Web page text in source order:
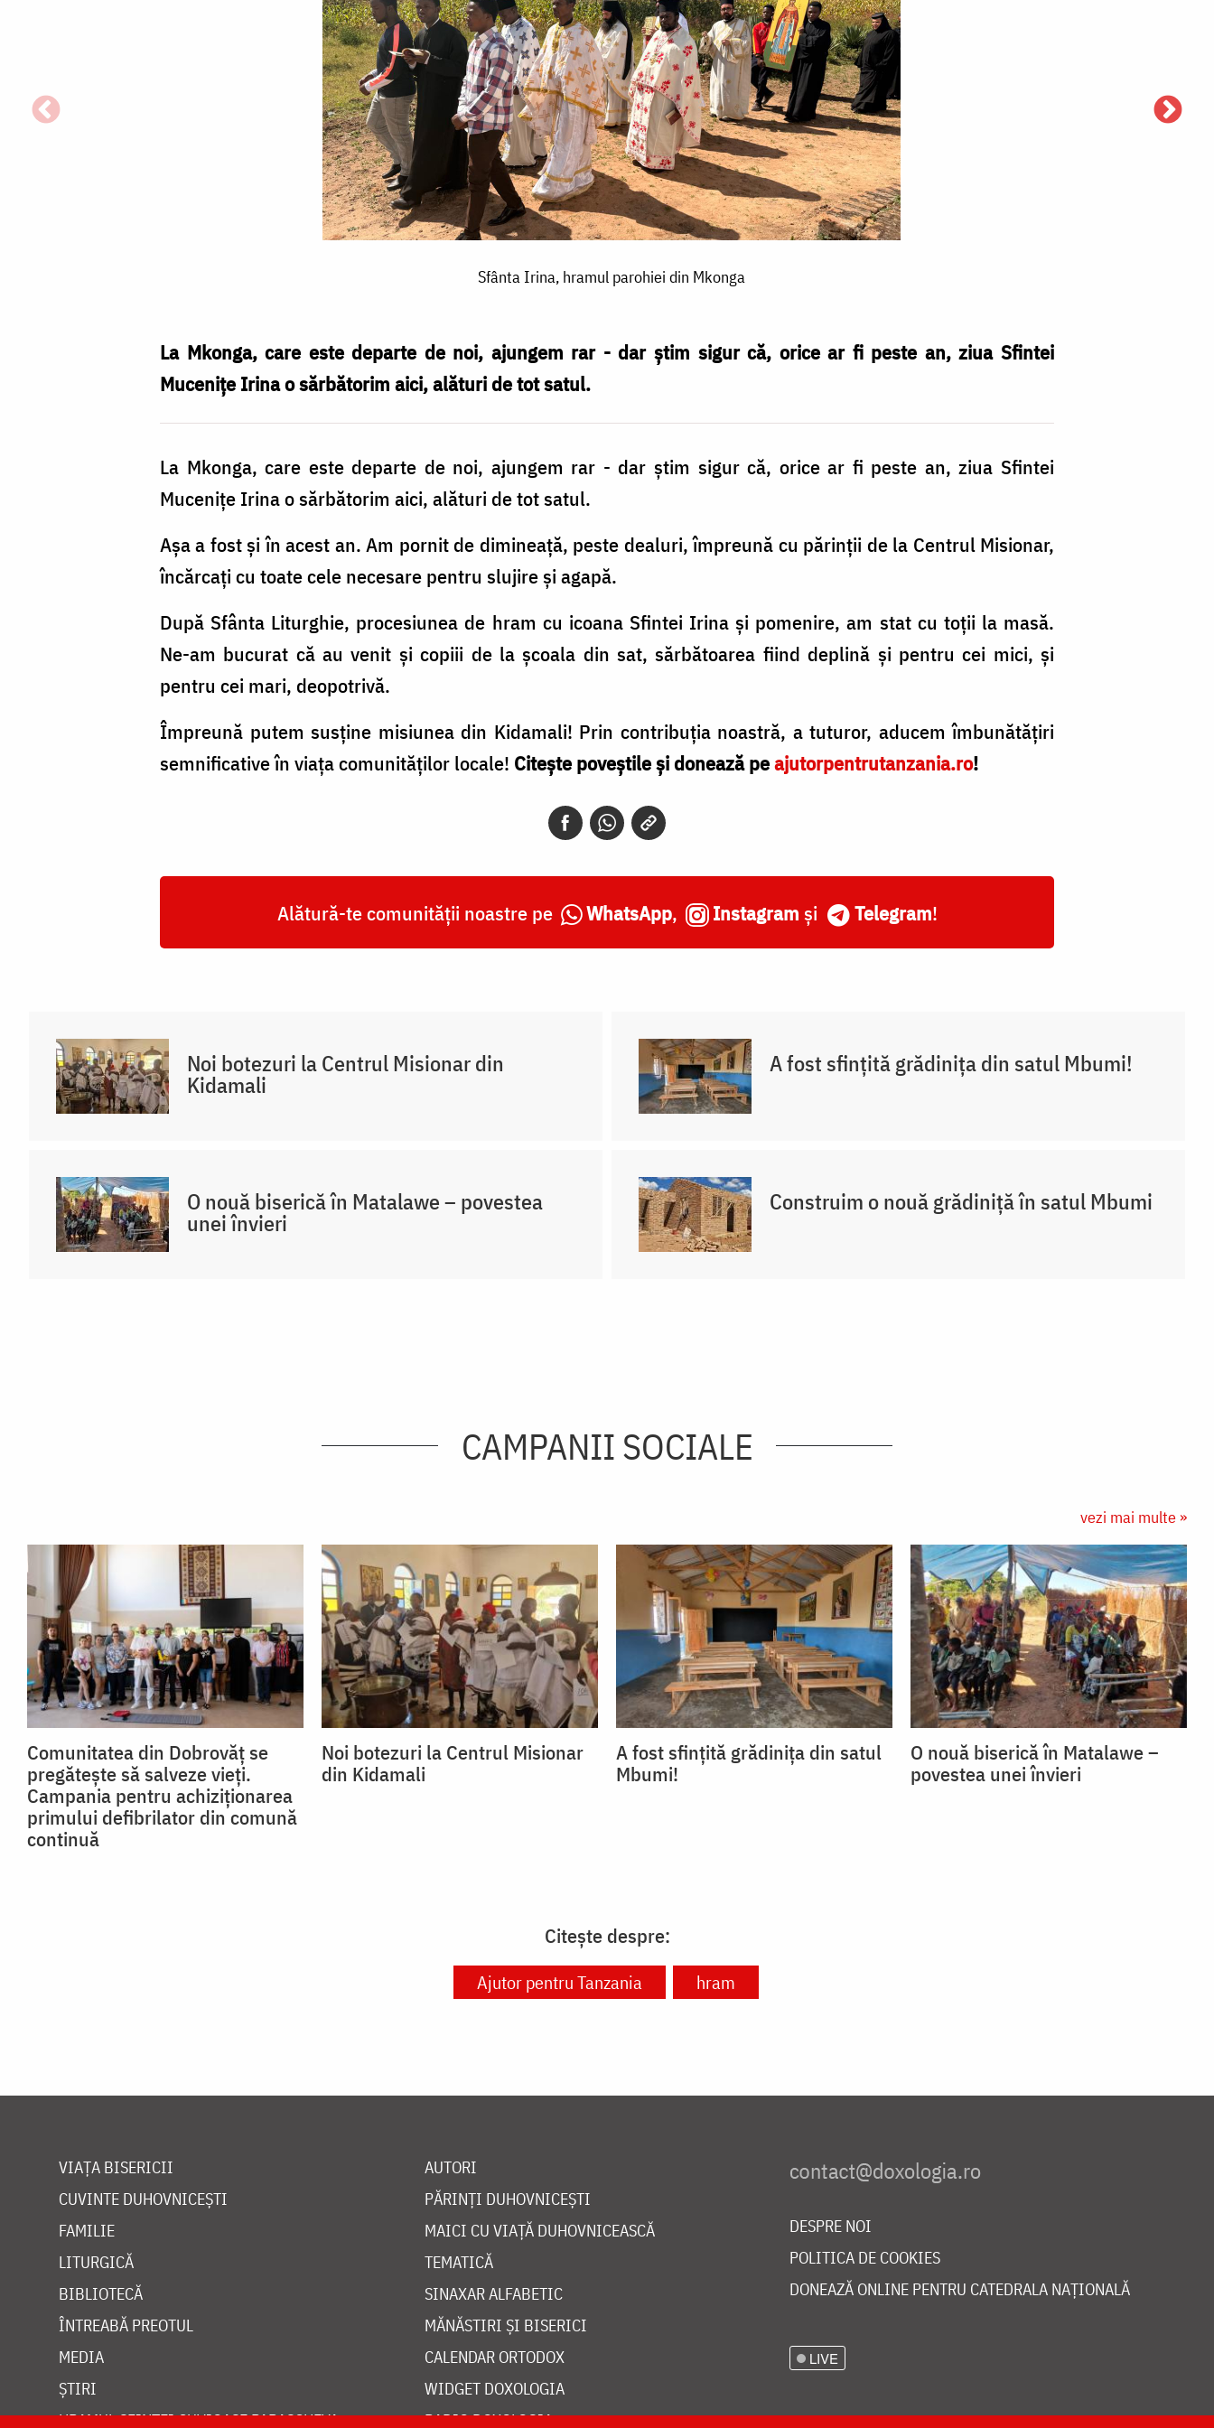
Sfânta Irina, hramul parohiei din Mkonga
La Mkonga, care este departe de noi, ajungem rar - dar știm sigur că, orice ar fi peste an, ziua Sfintei
Mucenițe Irina o sărbătorim aici, alături de tot satul.
La Mkonga, care este departe de noi, ajungem rar - dar știm sigur că, orice ar fi peste an, ziua Sfintei
Mucenițe Irina o sărbătorim aici, alături de tot satul.
Așa a fost și în acest an. Am pornit de dimineață, peste dealuri, împreună cu părinții de la Centrul Misionar,
încărcați cu toate cele necesare pentru slujire și agapă.
După Sfânta Liturghie, procesiunea de hram cu icoana Sfintei Irina și pomenire, am stat cu toții la masă.
Ne-am bucurat că au venit și copiii de la școala din sat, sărbătoarea fiind deplină și pentru cei mici, și
pentru cei mari, deopotrivă.
Împreună putem susține misiunea din Kidamali! Prin contribuția noastră, a tuturor, aducem îmbunătățiri
semnificative în viața comunităților locale! Citește poveștile și donează peajutorpentrutanzania.ro!
Alătură-te comunității noastre pe WhatsApp, Instagram și Telegram!
Noi botezuri la Centrul Misionar din
Kidamali
A fost sfințită grădinița din satul Mbumi!
O nouă biserică în Matalawe – povestea
unei învieri
Construim o nouă grădiniță în satul Mbumi
CAMPANII SOCIALE
vezi mai multe »
Comunitatea din Dobrovăț se
pregătește să salveze vieți.
Campania pentru achiziționarea
primului defibrilator din comună
continuă
Noi botezuri la Centrul Misionar
din Kidamali
A fost sfințită grădinița din satul
Mbumi!
O nouă biserică în Matalawe –
povestea unei învieri
Citește despre:
Ajutor pentru Tanzania hram
VIAȚA BISERICII
CUVINTE DUHOVNICEȘTI
FAMILIE
LITURGICĂ
BIBLIOTECĂ
ÎNTREABĂ PREOTUL
MEDIA
ȘTIRI
HRAMUL SFINTEI CUVIOASE PARASCHEVA
AUTORI
PĂRINȚI DUHOVNICEȘTI
MAICI CU VIAȚĂ DUHOVNICEASCĂ
TEMATICĂ
SINAXAR ALFABETIC
MĂNĂSTIRI ȘI BISERICI
CALENDAR ORTODOX
WIDGET DOXOLOGIA
RADIO DOXOLOGIA
DESPRE NOI
POLITICA DE COOKIES
DONEAZĂ ONLINE PENTRU CATEDRALA NAȚIONALĂ
LIVE